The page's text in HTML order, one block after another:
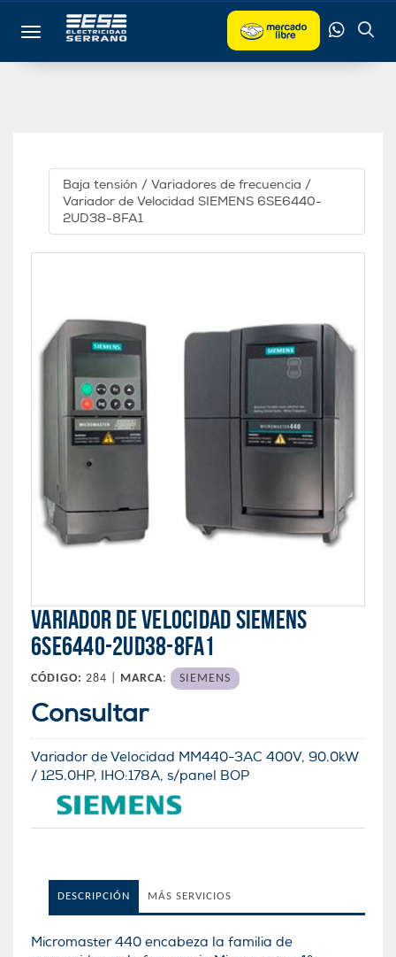
Toggle navigation
Baja tensión / Variadores de frecuencia /
Variador de Velocidad SIEMENS 6SE6440-
2UD38-8FA1
VARIADOR DE VELOCIDAD SIEMENS
6SE6440-2UD38-8FA1
CÓDIGO: 284 | MARCA: SIEMENS
Consultar
Variador de Velocidad MM440-3AC 400V, 90.0kW
/ 125.0HP, IHO:178A, s/panel BOP
DESCRIPCIÓN MÁS SERVICIOS
Micromaster 440 encabeza la familia de